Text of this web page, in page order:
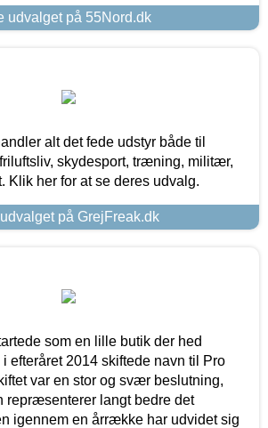
udvalget på 55Nord.dk
alt det fede udstyr både til
skydesport, træning, militær,
Klik her for at se deres udvalg.
på GrejFreak.dk
som en lille butik der hed
i efteråret 2014 skiftede navn til Pro
var en stor og svær beslutning,
repræsenterer langt bedre det
igennem en årrække har udvidet sig